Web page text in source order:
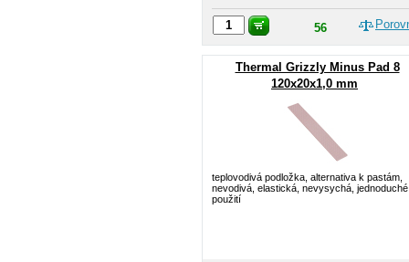
56
Thermal Grizzly Minus Pad 8
120x20x1,0 mm
teplovodivá podložka, alternativa k pastám,
nevodivá, elastická, nevysychá, jednoduché
použití